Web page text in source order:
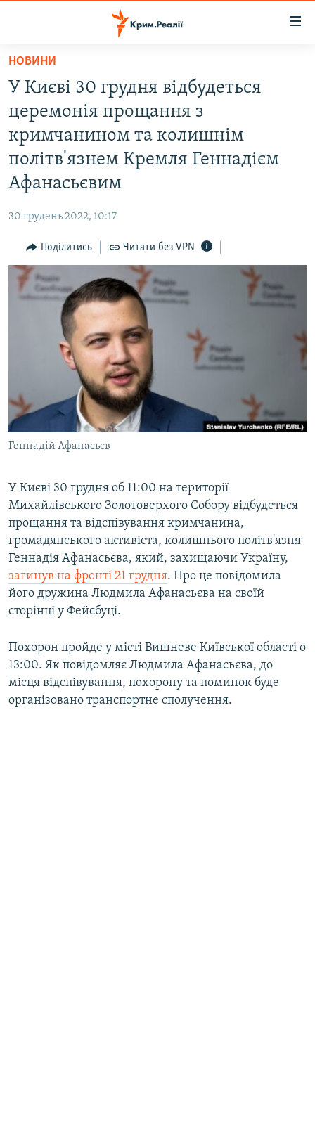
Перейти
основного
матеріалу
Перейти
до
основної
навігації
Перейти
до
ВІДЕО ТА ФОТО
ПОЛІТИКА
БЛОГИ
ІНТЕРВ'Ю
ВСЕ ЗА ДЕНЬ
СПЕЦПРОЕКТИ
ДЕПОРТАЦІЯ
ВІДЕОУРОКИ «ELIFBE»
СВІДЧЕННЯ ОКУПАЦІЇ
УКРАЇНСЬКА ПРОБЛЕМА КРИМУ
ІНФОГРАФІКА
ЯК ОБІЙТИ БЛОКУВАННЯ
Qırımtatar
ДОЛУЧАЙСЯ!
НОВИНИ
У Києві 30 грудня відбудеться
церемонія прощання з
кримчанином та колишнім
політв'язнем Кремля Геннадієм
Афанасьєвим
30 грудень 2022, 10:17
Поділитись Читати без VPN
Геннадій Афанасьєв
У Києві 30 грудня об 11:00 на території
Михайлівського Золотоверхого Собору відбудеться
прощання та відспівування кримчанина,
громадянського активіста, колишнього політв'язня
Геннадія Афанасьєва, який, захищаючи Україну,
загинув на фронті 21 грудня. Про це повідомила
його дружина Людмила Афанасьєва на своїй
сторінці у Фейсбуці.
Похорон пройде у місті Вишневе Київської області о
13:00. Як повідомляє Людмила Афанасьєва, до
місця відспівування, похорону та поминок буде
організовано транспортне сполучення.